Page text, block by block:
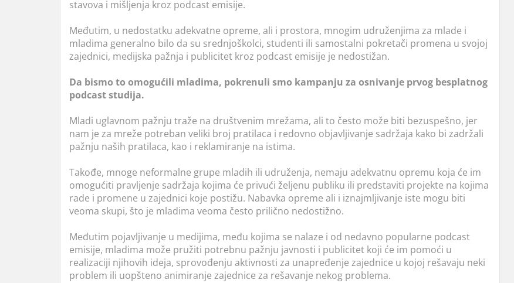
stavova i mišljenja kroz podcast emisije.
Međutim, u nedostatku adekvatne opreme, ali i prostora, mnogim udruženjima za mlade i
mladima generalno bilo da su srednjoškolci, studenti ili samostalni pokretači promena u svojoj
zajednici, medijska pažnja i publicitet kroz podcast emisije je nedostižan.
Da bismo to omogućili mladima, pokrenuli smo kampanju za osnivanje prvog besplatnog
podcast studija.
Mladi uglavnom pažnju traže na društvenim mrežama, ali to često može biti bezuspešno, jer
nam je za mreže potreban veliki broj pratilaca i redovno objavljivanje sadržaja kako bi zadržali
pažnju naših pratilaca, kao i reklamiranje na istima.
Takođe, mnoge neformalne grupe mladih ili udruženja, nemaju adekvatnu opremu koja će im
omogućiti pravljenje sadržaja kojima će privući željenu publiku ili predstaviti projekte na kojima
rade i promene u zajednici koje postižu. Nabavka opreme ali i iznajmljivanje iste mogu biti
veoma skupi, što je mladima veoma često prilično nedostižno.
Međutim pojavljivanje u medijima, među kojima se nalaze i od nedavno popularne podcast
emisije, mladima može pružiti potrebnu pažnju javnosti i publicitet koji će im pomoći u
realizaciji njihovih ideja, sprovođenju aktivnosti za unapređenje zajednice u kojoj rešavaju neki
problem ili uopšteno animiranje zajednice za rešavanje nekog problema.